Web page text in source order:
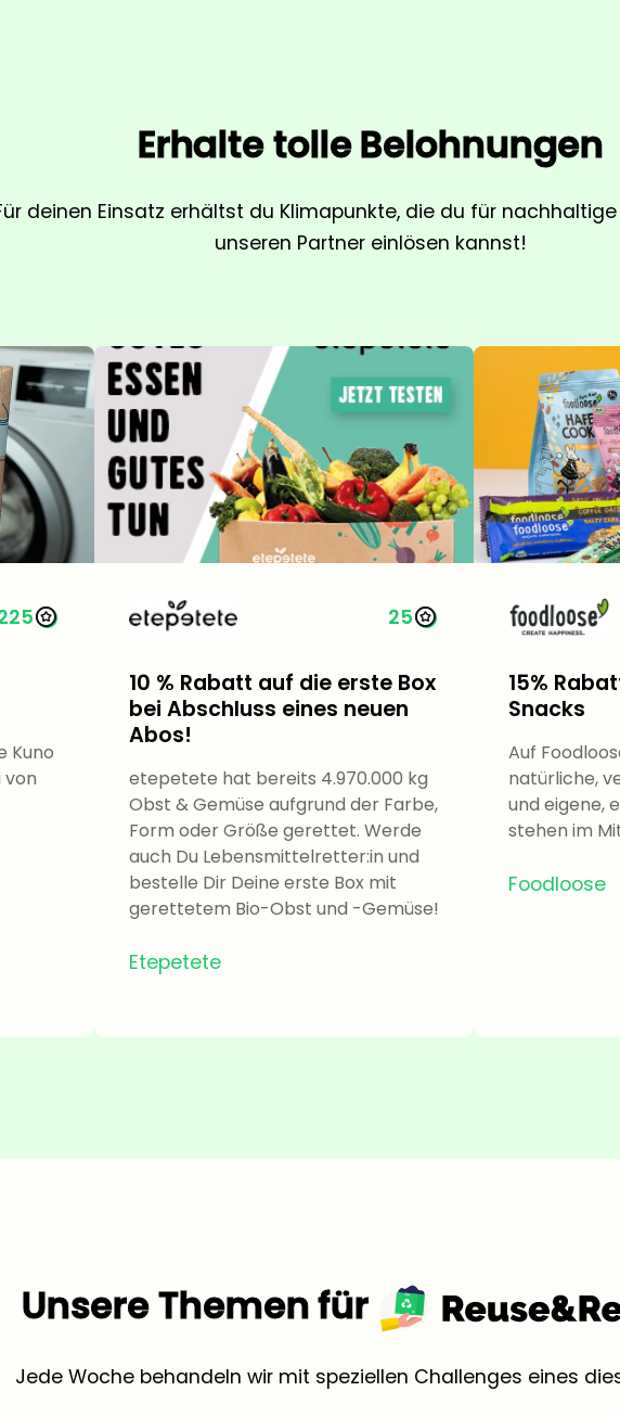
Erhalte tolle Belohnungen
deinen Einsatz erhältst du Klimapunkte, die du für
unseren Partner einlösen kannst!
Kuno
von
25
10 % Rabatt auf die erste Box
bei Abschluss eines neuen
Abos!
etepetete hat bereits 4.970.000​ kg
Obst & Gemüse aufgrund der Farbe,
Form oder Größe gerettet. Werde
auch Du Lebensmittelretter:in und
bestelle Dir Deine erste Box mit
gerettetem Bio-Obst und -Gemüse!
Etepetete
15%
Snacks
Auf
natürliche,
und eigene,
stehen im
Foodloose
Unsere Themen für
Jede Woche behandeln wir mit speziellen Challenges eines